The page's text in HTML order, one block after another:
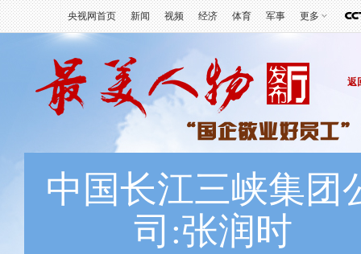
央视网首页 新闻 视频 经济 体育 军事 更多
返
中国长江三峡集团
司:张润时